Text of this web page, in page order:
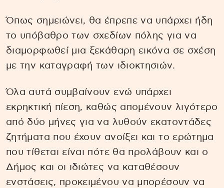
Όπως σημειώνει, θα έπρεπε να υπάρχει ήδη
το υπόβαθρο των σχεδίων πόλης για να
διαμορφωθεί μια ξεκάθαρη εικόνα σε σχέση
με την καταγραφή των ιδιοκτησιών.
Όλα αυτά συμβαίνουν ενώ υπάρχει
εκρηκτική πίεση, καθώς απομένουν λιγότερο
από δύο μήνες για να λυθούν εκατοντάδες
ζητήματα που έχουν ανοίξει και το ερώτημα
που τίθεται είναι πότε θα προλάβουν και ο
Δήμος και οι ιδιώτες να καταθέσουν
ενστάσεις, προκειμένου να μπορέσουν να